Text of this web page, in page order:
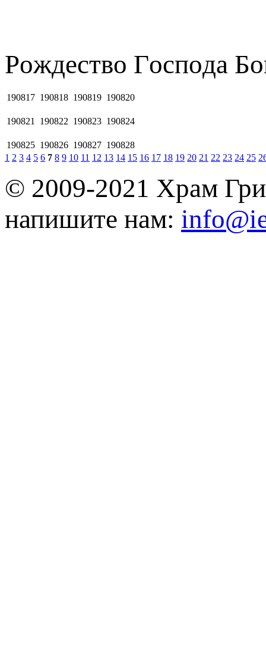
Рoждecтвo Гocпoдa
190817 190818 190819 190820
190821 190822 190823 190824
190825 190826 190827 190828
1 2 3 4 5 6 7 8 9 10 11 12 13 14 15 16 17 18 19 20 21 22 23 24 25
© 2009-2021 Храм
напишите нам: